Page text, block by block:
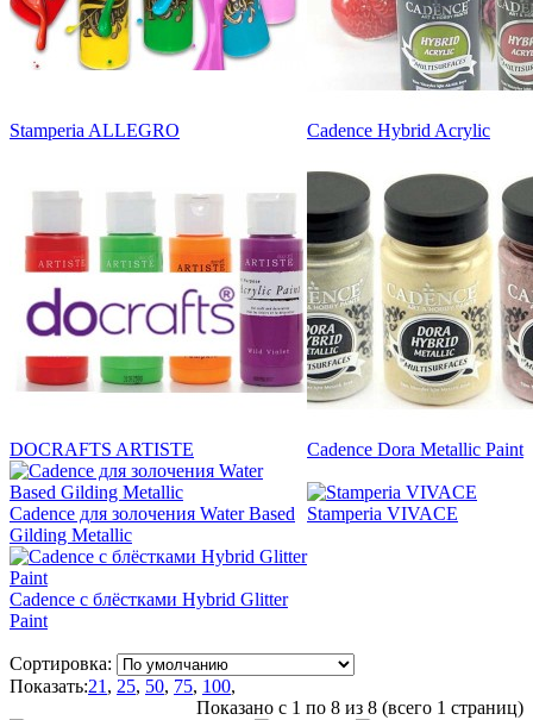
Stamperia ALLEGRO Cadence Hybrid Acrylic
DOCRAFTS ARTISTE Cadence Dora Metallic Paint
Cadence для золочения Water Based
Gilding Metallic
Stamperia VIVACE
Cadence с блёстками Hybrid Glitter
Paint
Сортировка:
Показать:21, 25, 50, 75, 100,
Показано с 1 по 8 из 8 (всего 1 страниц)